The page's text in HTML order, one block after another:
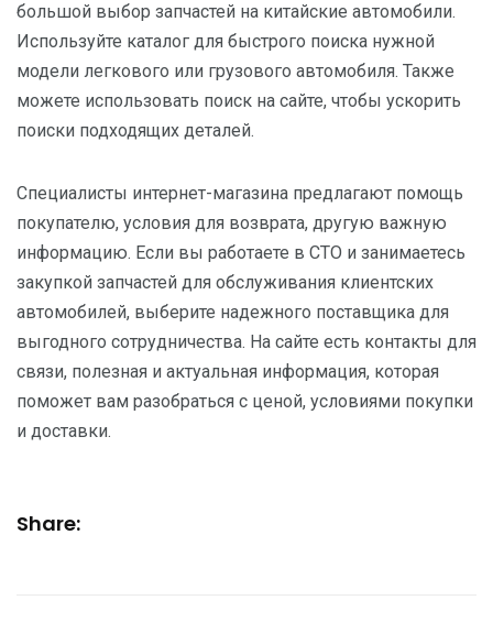
большой выбор запчастей на китайские автомобили.
Используйте каталог для быстрого поиска нужной
модели легкового или грузового автомобиля. Также
можете использовать поиск на сайте, чтобы ускорить
поиски подходящих деталей.
Специалисты интернет-магазина предлагают помощь
покупателю, условия для возврата, другую важную
информацию. Если вы работаете в СТО и занимаетесь
закупкой запчастей для обслуживания клиентских
автомобилей, выберите надежного поставщика для
выгодного сотрудничества. На сайте есть контакты для
связи, полезная и актуальная информация, которая
поможет вам разобраться с ценой, условиями покупки
и доставки.
Share: